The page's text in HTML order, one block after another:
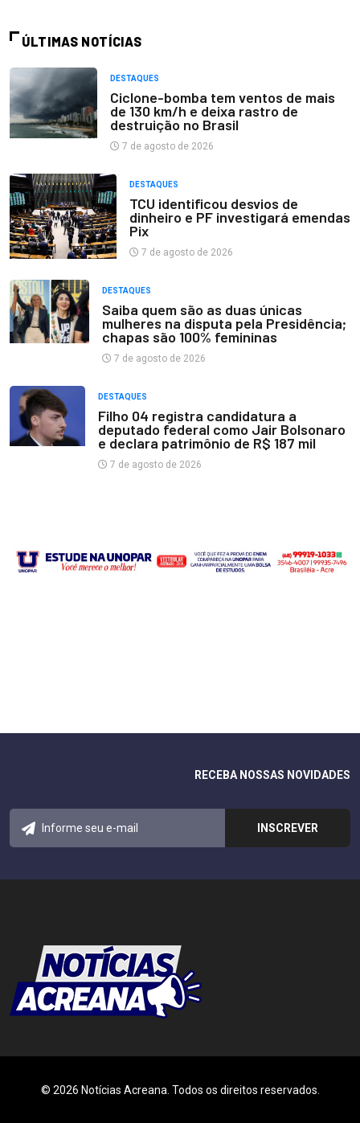
ÚLTIMAS NOTÍCIAS
DESTAQUES
Ciclone-bomba tem ventos de mais
de 130 km/h e deixa rastro de
destruição no Brasil
7 de agosto de 2026
DESTAQUES
TCU identificou desvios de
dinheiro e PF investigará emendas
Pix
7 de agosto de 2026
DESTAQUES
Saiba quem são as duas únicas
mulheres na disputa pela Presidência;
chapas são 100% femininas
7 de agosto de 2026
DESTAQUES
Filho 04 registra candidatura a
deputado federal como Jair Bolsonaro
e declara patrimônio de R$ 187 mil
7 de agosto de 2026
RECEBA NOSSAS NOVIDADES
© 2026 Notícias Acreana. Todos os direitos reservados.